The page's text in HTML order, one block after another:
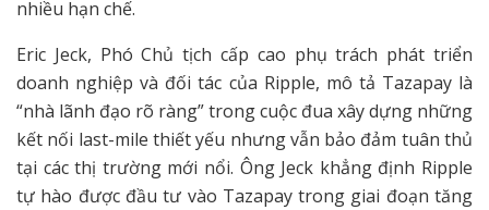
nhiều hạn chế.
Eric Jeck, Phó Chủ tịch cấp cao phụ trách phát triển
doanh nghiệp và đối tác của Ripple, mô tả Tazapay là
“nhà lãnh đạo rõ ràng” trong cuộc đua xây dựng những
kết nối last-mile thiết yếu nhưng vẫn bảo đảm tuân thủ
tại các thị trường mới nổi. Ông Jeck khẳng định Ripple
tự hào được đầu tư vào Tazapay trong giai đoạn tăng